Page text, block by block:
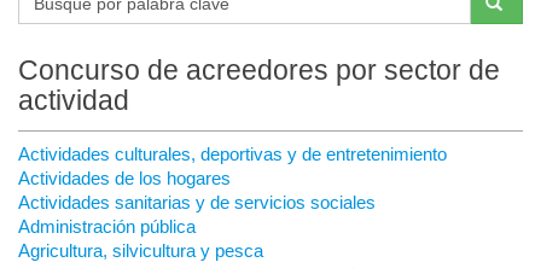
Concurso de acreedores por sector de
actividad
Actividades culturales, deportivas y de entretenimiento
Actividades de los hogares
Actividades sanitarias y de servicios sociales
Administración pública
Agricultura, silvicultura y pesca